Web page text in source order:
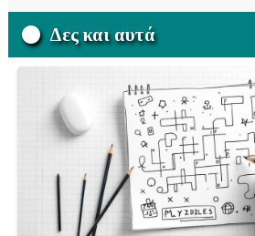
Δες και αυτά